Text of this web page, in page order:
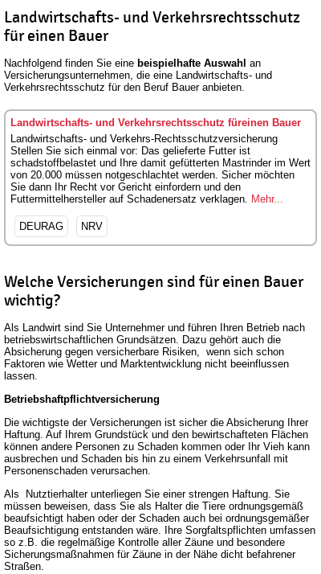
Landwirtschafts- und Verkehrsrechtsschutz
für einen Bauer
Nachfolgend finden Sie eine beispielhafte Auswahl an
Versicherungsunternehmen, die eine Landwirtschafts- und
Verkehrsrechtsschutz für den Beruf Bauer anbieten.
Landwirtschafts- und Verkehrsrechtsschutz füreinen Bauer
Landwirtschafts- und Verkehrs-Rechtsschutzversicherung
Stellen Sie sich einmal vor: Das gelieferte Futter ist
schadstoffbelastet und Ihre damit gefütterten Mastrinder im Wert
von 20.000 müssen notgeschlachtet werden. Sicher möchten
Sie dann Ihr Recht vor Gericht einfordern und den
Futtermittelhersteller auf Schadenersatz verklagen. Mehr...
DEURAG NRV
Welche Versicherungen sind für einen Bauer
wichtig?
Als Landwirt sind Sie Unternehmer und führen Ihren Betrieb nach
betriebswirtschaftlichen Grundsätzen. Dazu gehört auch die
Absicherung gegen versicherbare Risiken, wenn sich schon
Faktoren wie Wetter und Marktentwicklung nicht beeinflussen
lassen.
Betriebshaftpflichtversicherung
Die wichtigste der Versicherungen ist sicher die Absicherung Ihrer
Haftung. Auf Ihrem Grundstück und den bewirtschafteten Flächen
können andere Personen zu Schaden kommen oder Ihr Vieh kann
ausbrechen und Schaden bis hin zu einem Verkehrsunfall mit
Personenschaden verursachen.
Als Nutztierhalter unterliegen Sie einer strengen Haftung. Sie
müssen beweisen, dass Sie als Halter die Tiere ordnungsgemäß
beaufsichtigt haben oder der Schaden auch bei ordnungsgemäßer
Beaufsichtigung entstanden wäre. Ihre Sorgfaltspflichten umfassen
so z.B. die regelmäßige Kontrolle aller Zäune und besondere
Sicherungsmaßnahmen für Zäune in der Nähe dicht befahrener
Straßen.